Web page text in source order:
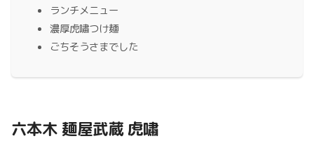
ランチメニュー
濃厚虎嘯つけ麺
ごちそうさまでした
六本木 麺屋武蔵 虎嘯